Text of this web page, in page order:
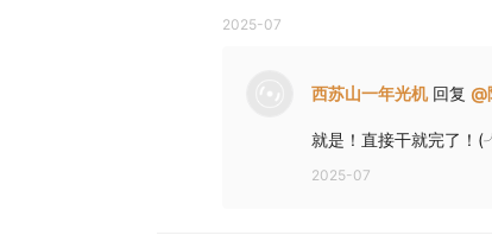
2025-07
西苏山一年光机 回复 @
就是！直接干就完了！
2025-07